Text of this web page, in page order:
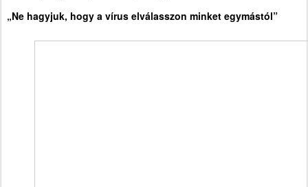
„Ne hagyjuk, hogy a vírus elválasszon minket egymástól”